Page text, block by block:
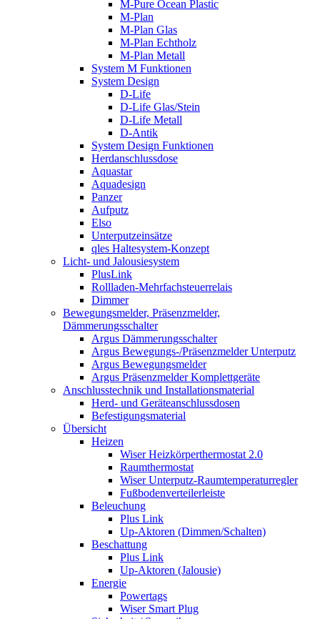
M-Pure Ocean Plastic
M-Plan
M-Plan Glas
M-Plan Echtholz
M-Plan Metall
System M Funktionen
System Design
D-Life
D-Life Glas/Stein
D-Life Metall
D-Antik
System Design Funktionen
Herdanschlussdose
Aquastar
Aquadesign
Panzer
Aufputz
Elso
Unterputzeinsätze
qles Haltesystem-Konzept
Licht- und Jalousiesystem
PlusLink
Rollladen-Mehrfachsteuerrelais
Dimmer
Bewegungsmelder, Präsenzmelder,
Dämmerungsschalter
Argus Dämmerungsschalter
Argus Bewegungs-/Präsenzmelder Unterputz
Argus Bewegungsmelder
Argus Präsenzmelder Komplettgeräte
Anschlusstechnik und Installationsmaterial
Herd- und Geräteanschlussdosen
Befestigungsmaterial
Übersicht
Heizen
Wiser Heizkörperthermostat 2.0
Raumthermostat
Wiser Unterputz-Raumtemperaturregler
Fußbodenverteilerleiste
Beleuchung
Plus Link
Up-Aktoren (Dimmen/Schalten)
Beschattung
Plus Link
Up-Aktoren (Jalousie)
Energie
Powertags
Wiser Smart Plug